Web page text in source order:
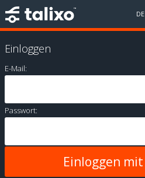
DE
Einloggen
E-Mail:
Passwort: